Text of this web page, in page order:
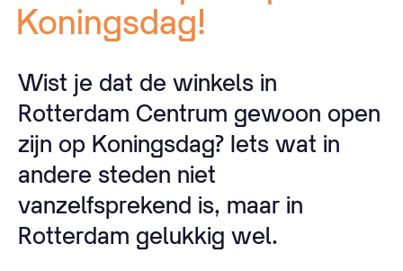
Koningsdag!
Wist je dat de winkels in
Rotterdam Centrum gewoon open
zijn op Koningsdag? Iets wat in
andere steden niet
vanzelfsprekend is, maar in
Rotterdam gelukkig wel.